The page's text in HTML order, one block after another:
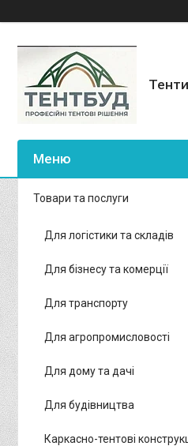
Товари та послуги
Для логістики та складів
Для бізнесу та комерції
Для транспорту
Для агропромисловості
Для дому та дачі
Для будівництва
Каркасно-тентові